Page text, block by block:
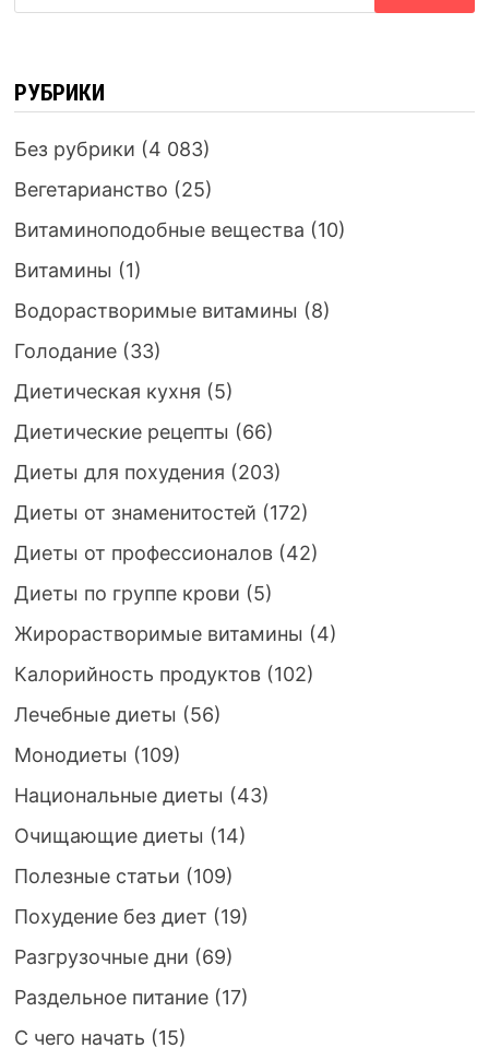
РУБРИКИ
Без рубрики (4 083)
Вегетарианство (25)
Витаминоподобные вещества (10)
Витамины (1)
Водорастворимые витамины (8)
Голодание(33)
Диетическая кухня (5)
Диетические рецепты (66)
Диеты для похудения (203)
Диеты от знаменитостей (172)
Диеты от профессионалов(42)
Диеты по группе крови (5)
Жирорастворимые витамины (4)
Калорийность продуктов(102)
Лечебные диеты (56)
Монодиеты (109)
Национальные диеты (43)
Очищающие диеты (14)
Полезные статьи (109)
Похудение без диет (19)
Разгрузочные дни (69)
Раздельное питание(17)
С чего начать (15)